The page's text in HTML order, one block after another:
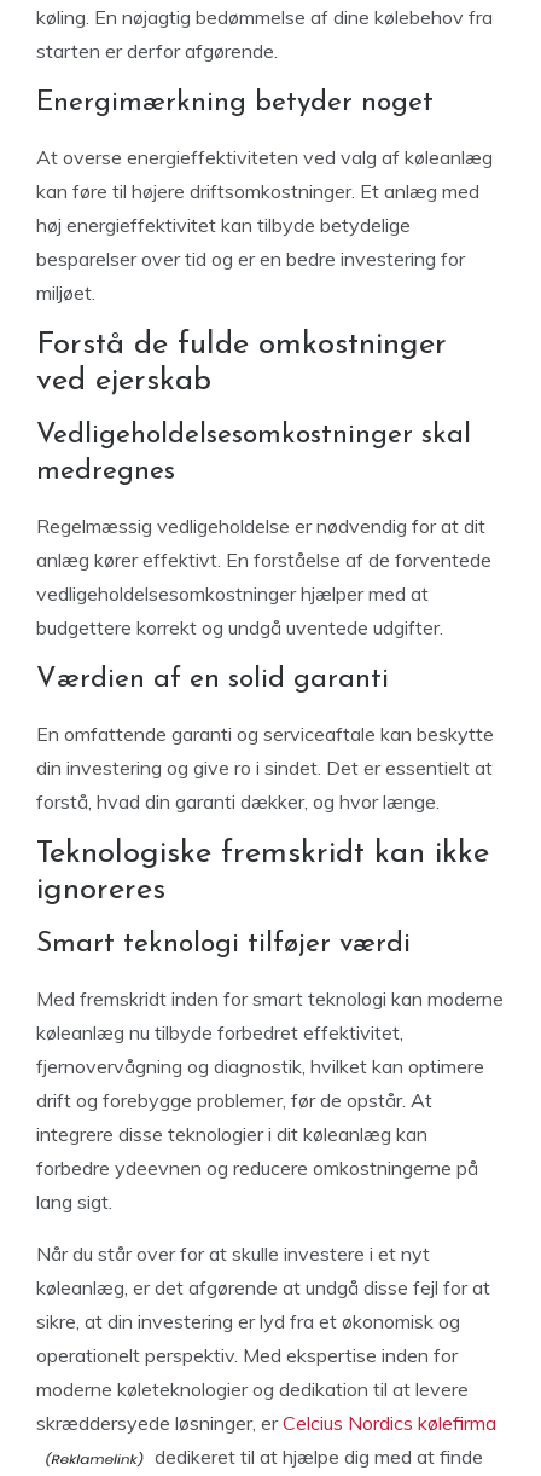
køling. En nøjagtig bedømmelse af dine kølebehov fra
starten er derfor afgørende.
Energimærkning betyder noget
At overse energieffektiviteten ved valg af køleanlæg
kan føre til højere driftsomkostninger. Et anlæg med
høj energieffektivitet kan tilbyde betydelige
besparelser over tid og er en bedre investering for
miljøet.
Forstå de fulde omkostninger
ved ejerskab
Vedligeholdelsesomkostninger skal
medregnes
Regelmæssig vedligeholdelse er nødvendig for at dit
anlæg kører effektivt. En forståelse af de forventede
vedligeholdelsesomkostninger hjælper med at
budgettere korrekt og undgå uventede udgifter.
Værdien af en solid garanti
En omfattende garanti og serviceaftale kan beskytte
din investering og give ro i sindet. Det er essentielt at
forstå, hvad din garanti dækker, og hvor længe.
Teknologiske fremskridt kan ikke
ignoreres
Smart teknologi tilføjer værdi
Med fremskridt inden for smart teknologi kan moderne
køleanlæg nu tilbyde forbedret effektivitet,
fjernovervågning og diagnostik, hvilket kan optimere
drift og forebygge problemer, før de opstår. At
integrere disse teknologier i dit køleanlæg kan
forbedre ydeevnen og reducere omkostningerne på
lang sigt.
Når du står over for at skulle investere i et nyt
køleanlæg, er det afgørende at undgå disse fejl for at
sikre, at din investering er lyd fra et økonomisk og
operationelt perspektiv. Med ekspertise inden for
moderne køleteknologier og dedikation til at levere
skræddersyede løsninger, erCelcius Nordics kølefirma
dedikeret til at hjælpe dig med at finde